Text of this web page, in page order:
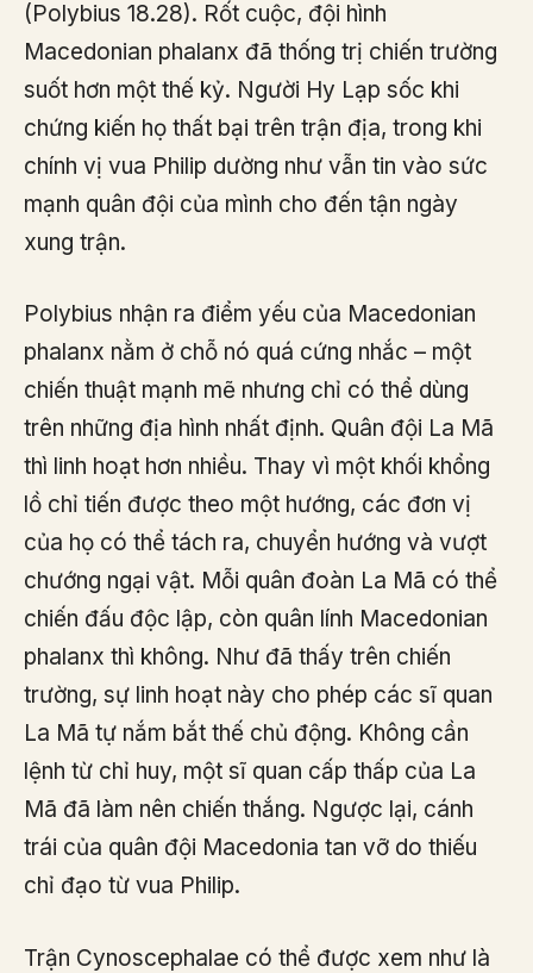
(Polybius 18.28). Rốt cuộc, đội hình
Macedonian phalanx đã thống trị chiến trường
suốt hơn một thế kỷ. Người Hy Lạp sốc khi
chứng kiến họ thất bại trên trận địa, trong khi
chính vị vua Philip dường như vẫn tin vào sức
mạnh quân đội của mình cho đến tận ngày
xung trận.
Polybius nhận ra điểm yếu của Macedonian
phalanx nằm ở chỗ nó quá cứng nhắc – một
chiến thuật mạnh mẽ nhưng chỉ có thể dùng
trên những địa hình nhất định. Quân đội La Mã
thì linh hoạt hơn nhiều. Thay vì một khối khổng
lồ chỉ tiến được theo một hướng, các đơn vị
của họ có thể tách ra, chuyển hướng và vượt
chướng ngại vật. Mỗi quân đoàn La Mã có thể
chiến đấu độc lập, còn quân lính Macedonian
phalanx thì không. Như đã thấy trên chiến
trường, sự linh hoạt này cho phép các sĩ quan
La Mã tự nắm bắt thế chủ động. Không cần
lệnh từ chỉ huy, một sĩ quan cấp thấp của La
Mã đã làm nên chiến thắng. Ngược lại, cánh
trái của quân đội Macedonia tan vỡ do thiếu
chỉ đạo từ vua Philip.
Trận Cynoscephalae có thể được xem như là